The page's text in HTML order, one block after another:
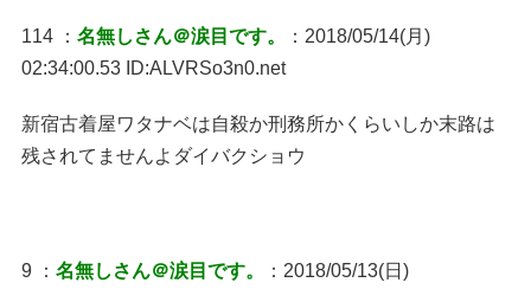
114 ： 名無しさん＠涙目です。
：2018/05/14(月)
02:34:00.53 ID:ALVRSo3n0.net
新宿古着屋ワタナベは自殺か刑務所かくらいしか末路は
残されてませんよダイバクショウ
9 ： 名無しさん＠涙目です。
：2018/05/13(日)